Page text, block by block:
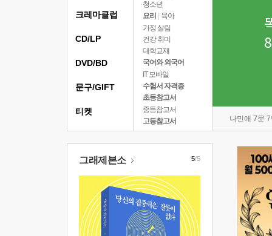
청소년
요리
육아
가정 살림
건강 취미
대학교재
국어와 외국어
IT 모바일
수험서 자격증
초등참고서
중등참고서
고등참고서
나민애 7문
크레마클럽
CD/LP
DVD/BD
문구/GIFT
티켓
그래제본소 5/5